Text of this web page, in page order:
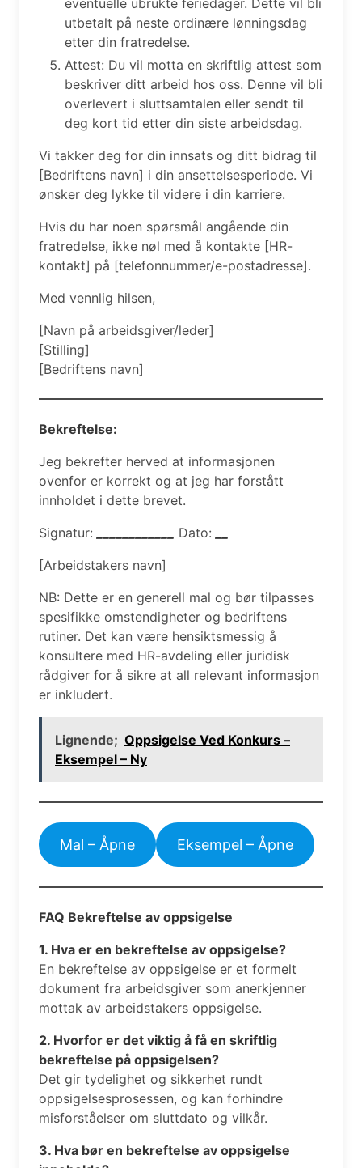
eventuelle ubrukte feriedager. Dette vil bli
utbetalt på neste ordinære lønningsdag
etter din fratredelse.
Attest: Du vil motta en skriftlig attest som
beskriver ditt arbeid hos oss. Denne vil bli
overlevert i sluttsamtalen eller sendt til
deg kort tid etter din siste arbeidsdag.
Vi takker deg for din innsats og ditt bidrag til
[Bedriftens navn] i din ansettelsesperiode. Vi
ønsker deg lykke til videre i din karriere.
Hvis du har noen spørsmål angående din
fratredelse, ikke nøl med å kontakte [HR-
kontakt] på [telefonnummer/e-postadresse].
Med vennlig hilsen,
[Navn på arbeidsgiver/leder]
[Stilling]
[Bedriftens navn]
Bekreftelse:
Jeg bekrefter herved at informasjonen
ovenfor er korrekt og at jeg har forstått
innholdet i dette brevet.
Signatur:
Dato:
[Arbeidstakers navn]
NB: Dette er en generell mal og bør tilpasses
spesifikke omstendigheter og bedriftens
rutiner. Det kan være hensiktsmessig å
konsultere med HR-avdeling eller juridisk
rådgiver for å sikre at all relevant informasjon
er inkludert.
Lignende; Oppsigelse Ved Konkurs –
Eksempel – Ny
Mal – Åpne Eksempel – Åpne
FAQ Bekreftelse av oppsigelse
1. Hva er en bekreftelse av oppsigelse?
En bekreftelse av oppsigelse er et formelt
dokument fra arbeidsgiver som anerkjenner
mottak av arbeidstakers oppsigelse.
2. Hvorfor er det viktig å få en skriftlig
bekreftelse på oppsigelsen?
Det gir tydelighet og sikkerhet rundt
oppsigelsesprosessen, og kan forhindre
misforståelser om sluttdato og vilkår.
3. Hva bør en bekreftelse av oppsigelse